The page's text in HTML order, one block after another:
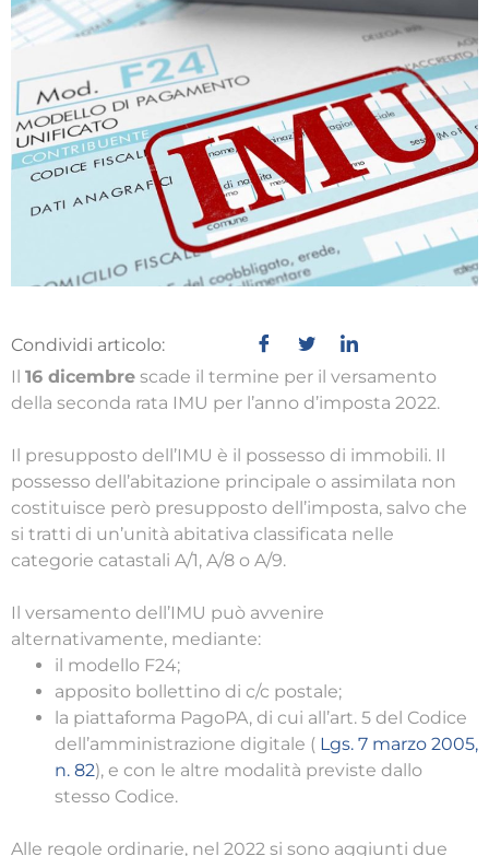
Condividi articolo:
Il 16 dicembre scade il termine per il versamento
della seconda rata IMU per l’anno d’imposta 2022.
Il presupposto dell’IMU è il possesso di immobili. Il
possesso dell’abitazione principale o assimilata non
costituisce però presupposto dell’imposta, salvo che
si tratti di un’unità abitativa classificata nelle
categorie catastali A/1, A/8 o A/9.
Il versamento dell’IMU può avvenire
alternativamente, mediante:
il modello F24;
apposito bollettino di c/c postale;
la piattaforma PagoPA, di cui all’art. 5 del Codice
dell’amministrazione digitale ( Lgs. 7 marzo 2005,
n. 82), e con le altre modalità previste dallo
stesso Codice.
Alle regole ordinarie, nel 2022 si sono aggiunti due